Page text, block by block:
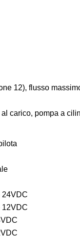
12), flusso
carico, pompa a
24VDC
12VDC